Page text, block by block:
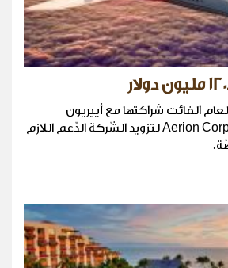
الفائت شراكتها مع أييريون
كوربوريشن Aerion Corporation لتزويد الشّركة الدّعم اللازم